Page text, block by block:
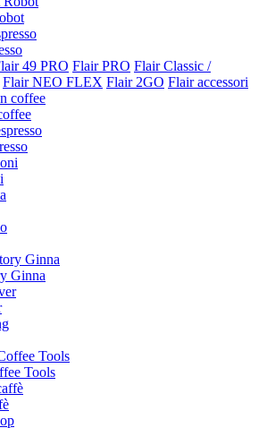
49 PRO Flair PRO Flair Classic /
Flair NEO FLEX Flair 2GO Flair accessori
Ginna
Tools